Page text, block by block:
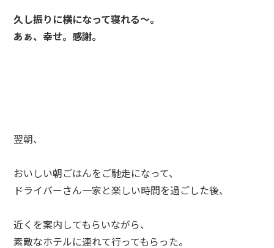
久し振りに横になって寝れる～。
あぁ、幸せ。感謝。
翌朝、
おいしい朝ごはんをご馳走になって、
ドライバーさん一家と楽しい時間を過ごした後、
近くを案内してもらいながら、
素敵なホテルに連れて行ってもらった。